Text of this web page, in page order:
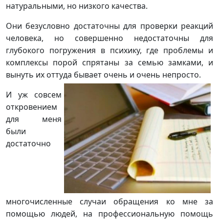
натуральными, но низкого качества.
Они безусловно достаточны для проверки реакций
человека, но совершенно недостаточны для
глубокого погружения в психику, где проблемы и
комплексы порой спрятаны за семью замками, и
вынуть их оттуда бывает очень и очень непросто.
И уж совсем
откровением
для меня
были
достаточно
многочисленные случаи обращения ко мне за
помощью людей, на профессиональную помощь